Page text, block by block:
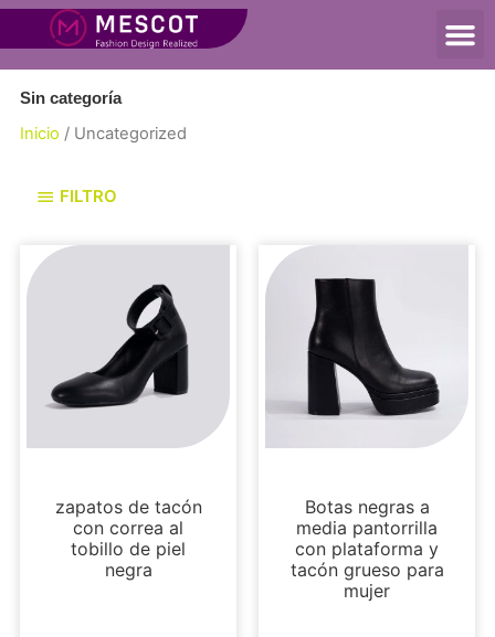
Sin categoría
Inicio / Uncategorized
FILTRO
zapatos de tacón
con correa al
tobillo de piel
negra
Botas negras a
media pantorrilla
con plataforma y
tacón grueso para
mujer